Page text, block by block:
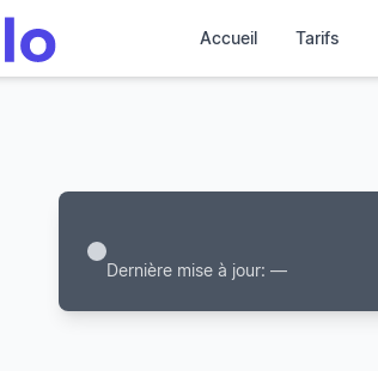
Accueil Tarifs
Dernière mise à jour: —